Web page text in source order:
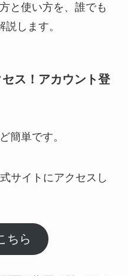
と使い方を、誰でも
します。
ス！アカウント登
簡単です。
サイトにアクセスし
ちら